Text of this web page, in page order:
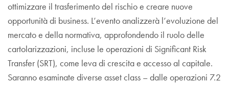
ottimizzare il trasferimento del rischio e creare nuove
opportunità di business. L’evento analizzerà l’evoluzione del
mercato e della normativa, approfondendo il ruolo delle
cartolarizzazioni, incluse le operazioni di Significant Risk
Transfer (SRT), come leva di crescita e accesso al capitale.
Saranno esaminate diverse asset class – dalle operazioni 7.2